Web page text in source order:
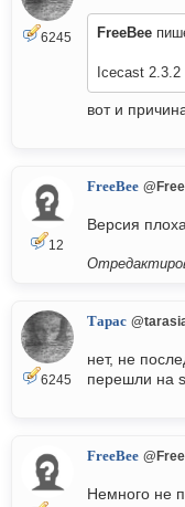
6245 FreeBee
Icecast 2.3.2
вот и
12
FreeBee
Версия
6245
Тарас
нет, не
перешли на
FreeBee
Немного не